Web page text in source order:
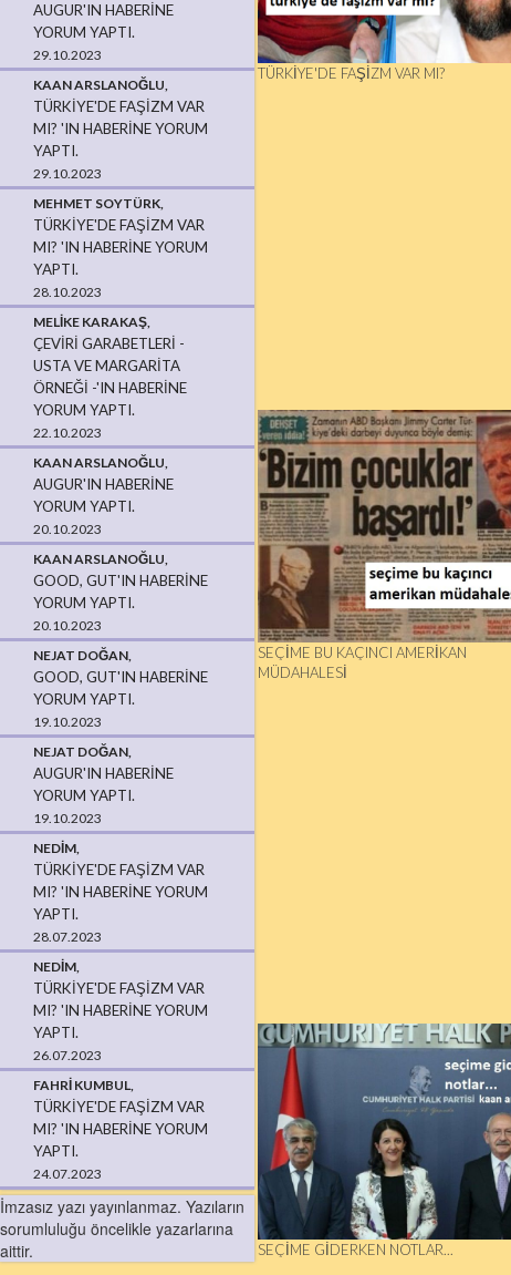
AUGUR'IN HABERINE
YORUM YAPTI.
29.10.2023
KAAN ARSLANOĞLU,
TÜRKIYE'DE FAŞIZM VAR
MI? 'IN HABERINE YORUM
YAPTI.
29.10.2023
MEHMET SOYTÜRK,
TÜRKIYE'DE FAŞIZM VAR
MI? 'IN HABERINE YORUM
YAPTI.
28.10.2023
MELIKE KARAKAŞ,
ÇEVIRI GARABETLERI -
USTA VE MARGARITA
ÖRNEĞI -'IN HABERINE
YORUM YAPTI.
22.10.2023
KAAN ARSLANOĞLU,
AUGUR'IN HABERINE
YORUM YAPTI.
20.10.2023
KAAN ARSLANOĞLU,
GOOD, GUT'IN HABERINE
YORUM YAPTI.
20.10.2023
NEJAT DOĞAN,
GOOD, GUT'IN HABERINE
YORUM YAPTI.
19.10.2023
NEJAT DOĞAN,
AUGUR'IN HABERINE
YORUM YAPTI.
19.10.2023
NEDIM,
TÜRKIYE'DE FAŞIZM VAR
MI? 'IN HABERINE YORUM
YAPTI.
28.07.2023
NEDIM,
TÜRKIYE'DE FAŞIZM VAR
MI? 'IN HABERINE YORUM
YAPTI.
26.07.2023
FAHRI KUMBUL,
TÜRKIYE'DE FAŞIZM VAR
MI? 'IN HABERINE YORUM
YAPTI.
24.07.2023
İmzasız yazı yayınlanmaz. Yazıların
sorumluluğu öncelikle yazarlarına
aittir.
TÜRKIYE'DE FAŞIZM VAR MI?
SEÇIME BU KAÇINCI AMERIKAN
MÜDAHALESI
SEÇIME GIDERKEN NOTLAR...